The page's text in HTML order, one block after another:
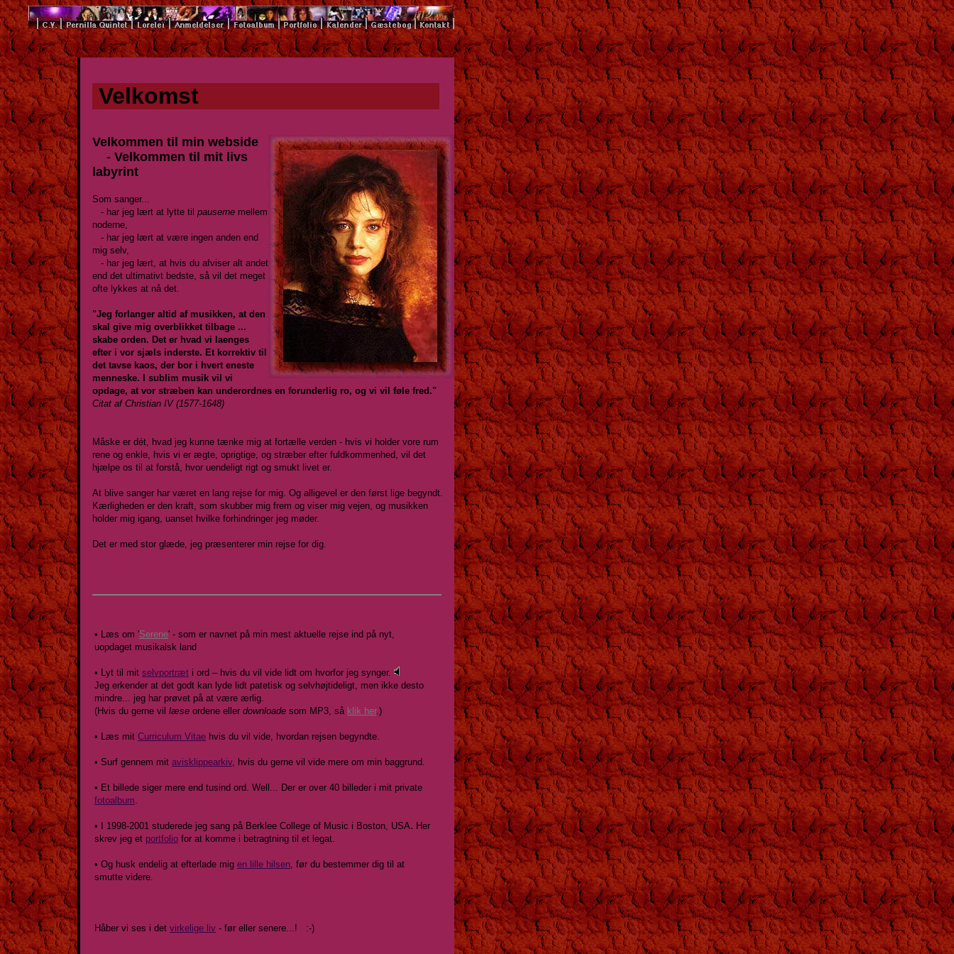
Velkomst
Velkommen til min webside
- Velkommen til mit livs
labyrint
Som sanger...
- har jeg lært at lytte til pauserne mellem
noderne,
- har jeg lært at være ingen anden end
mig selv,
- har jeg lært, at hvis du afviser alt andet
end det ultimativt bedste, så vil det meget
ofte lykkes at nå det.
"Jeg forlanger altid af musikken, at den
skal give mig overblikket tilbage ...
skabe orden. Det er hvad vi laenges
efter i vor sjæls inderste. Et korrektiv til
det tavse kaos, der bor i hvert eneste
menneske. I sublim musik vil vi
opdage, at vor stræben kan underordnes en forunderlig ro, og vi vil føle fred."
Citat af Christian IV (1577-1648)
Måske er dét, hvad jeg kunne tænke mig at fortælle verden - hvis vi holder vore rum
rene og enkle, hvis vi er ægte, oprigtige, og stræber efter fuldkommenhed, vil det
hjælpe os til at forstå, hvor uendeligt rigt og smukt livet er.
At blive sanger har været en lang rejse for mig. Og alligevel er den først lige begyndt.
Kærligheden er den kraft, som skubber mig frem og viser mig vejen, og musikken
holder mig igang, uanset hvilke forhindringer jeg møder.
Det er med stor glæde, jeg præsenterer min rejse for dig.
• Læs om 'Serene' - som er navnet på min mest aktuelle rejse ind på nyt,
uopdaget musikalsk land
• Lyt til mit selvportræt i ord – hvis du vil vide lidt om hvorfor jeg synger.
Jeg erkender at det godt kan lyde lidt patetisk og selvhøjtideligt, men ikke desto
mindre... jeg har prøvet på at være ærlig.
(Hvis du gerne vil læse ordene eller downloade som MP3, så klik her.)
• Læs mit Curriculum Vitae hvis du vil vide, hvordan rejsen begyndte.
• Surf gennem mit avisklippearkiv, hvis du gerne vil vide mere om min baggrund.
• Et billede siger mere end tusind ord. Well... Der er over 40 billeder i mit private
fotoalbum.
• I 1998-2001 studerede jeg sang på Berklee College of Music i Boston, USA. Her
skrev jeg et portfolio for at komme i betragtning til et legat.
• Og husk endelig at efterlade mig en lille hilsen, før du bestemmer dig til at
smutte videre.
Håber vi ses i det virkelige liv - før eller senere...! :-)